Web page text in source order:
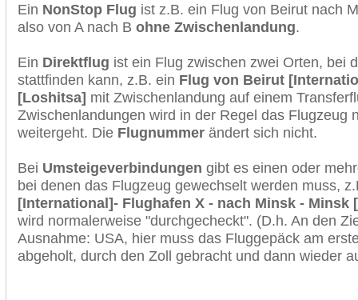
Ein NonStop Flug ist z.B. ein Flug von Beirut nach
also von A nach B ohne Zwischenlandung.
Ein Direktflug ist ein Flug zwischen zwei Orten, bei
stattfinden kann, z.B. ein Flug von Beirut
[Loshitsa] mit Zwischenlandung auf einem
Zwischenlandungen wird in der Regel das Flugzeug
weitergeht. Die Flugnummer ändert sich nicht.
Bei Umsteigeverbindungen gibt es einen oder
bei denen das Flugzeug gewechselt werden muss,
[International]- Flughafen X - nach Minsk - Minsk
wird normalerweise "durchgecheckt". (D.h. An den
Ausnahme: USA, hier muss das Fluggepäck am
abgeholt, durch den Zoll gebracht und dann wieder